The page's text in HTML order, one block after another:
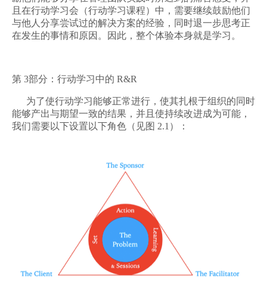
且在行动学习会（行动学习课程）中，需要继续鼓励他们
与他人分享尝试过的解决方案的经验，同时退一步思考正
在发生的事情和原因。因此，整个体验本身就是学习。
第 3部分： 行动学习中的 R&R
为了使行动学习能够正常进行，使其扎根于组织的同时
能够产出与期望一致的结果，并且使持续改进成为可能，
我们需要以下设置以下角色（见图 2.1 ）：